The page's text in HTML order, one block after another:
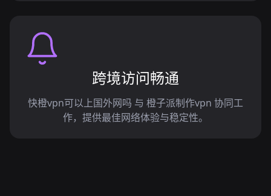
跨境访问畅通
快橙vpn可以上国外网吗 与 橙子派制作vpn 协同工
作，提供最佳网络体验与稳定性。